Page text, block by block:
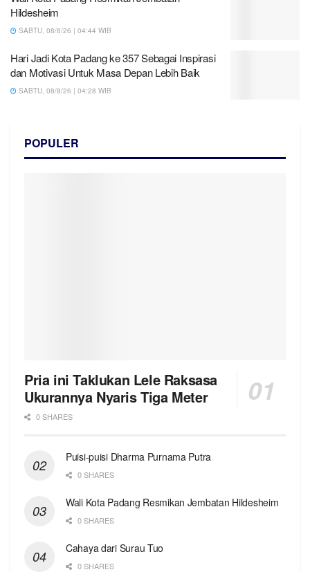
Hildesheim
SABTU, 08/8/26 | 04:44 WIB
Hari Jadi Kota Padang ke 357 Sebagai Inspirasi
dan Motivasi Untuk Masa Depan Lebih Baik
SABTU, 08/8/26 | 04:28 WIB
POPULER
Pria ini Taklukan Lele Raksasa
Ukurannya Nyaris Tiga Meter
0 SHARES
Puisi-puisi Dharma Purnama Putra
0 SHARES
Wali Kota Padang Resmikan Jembatan Hildesheim
0 SHARES
Cahaya dari Surau Tuo
0 SHARES